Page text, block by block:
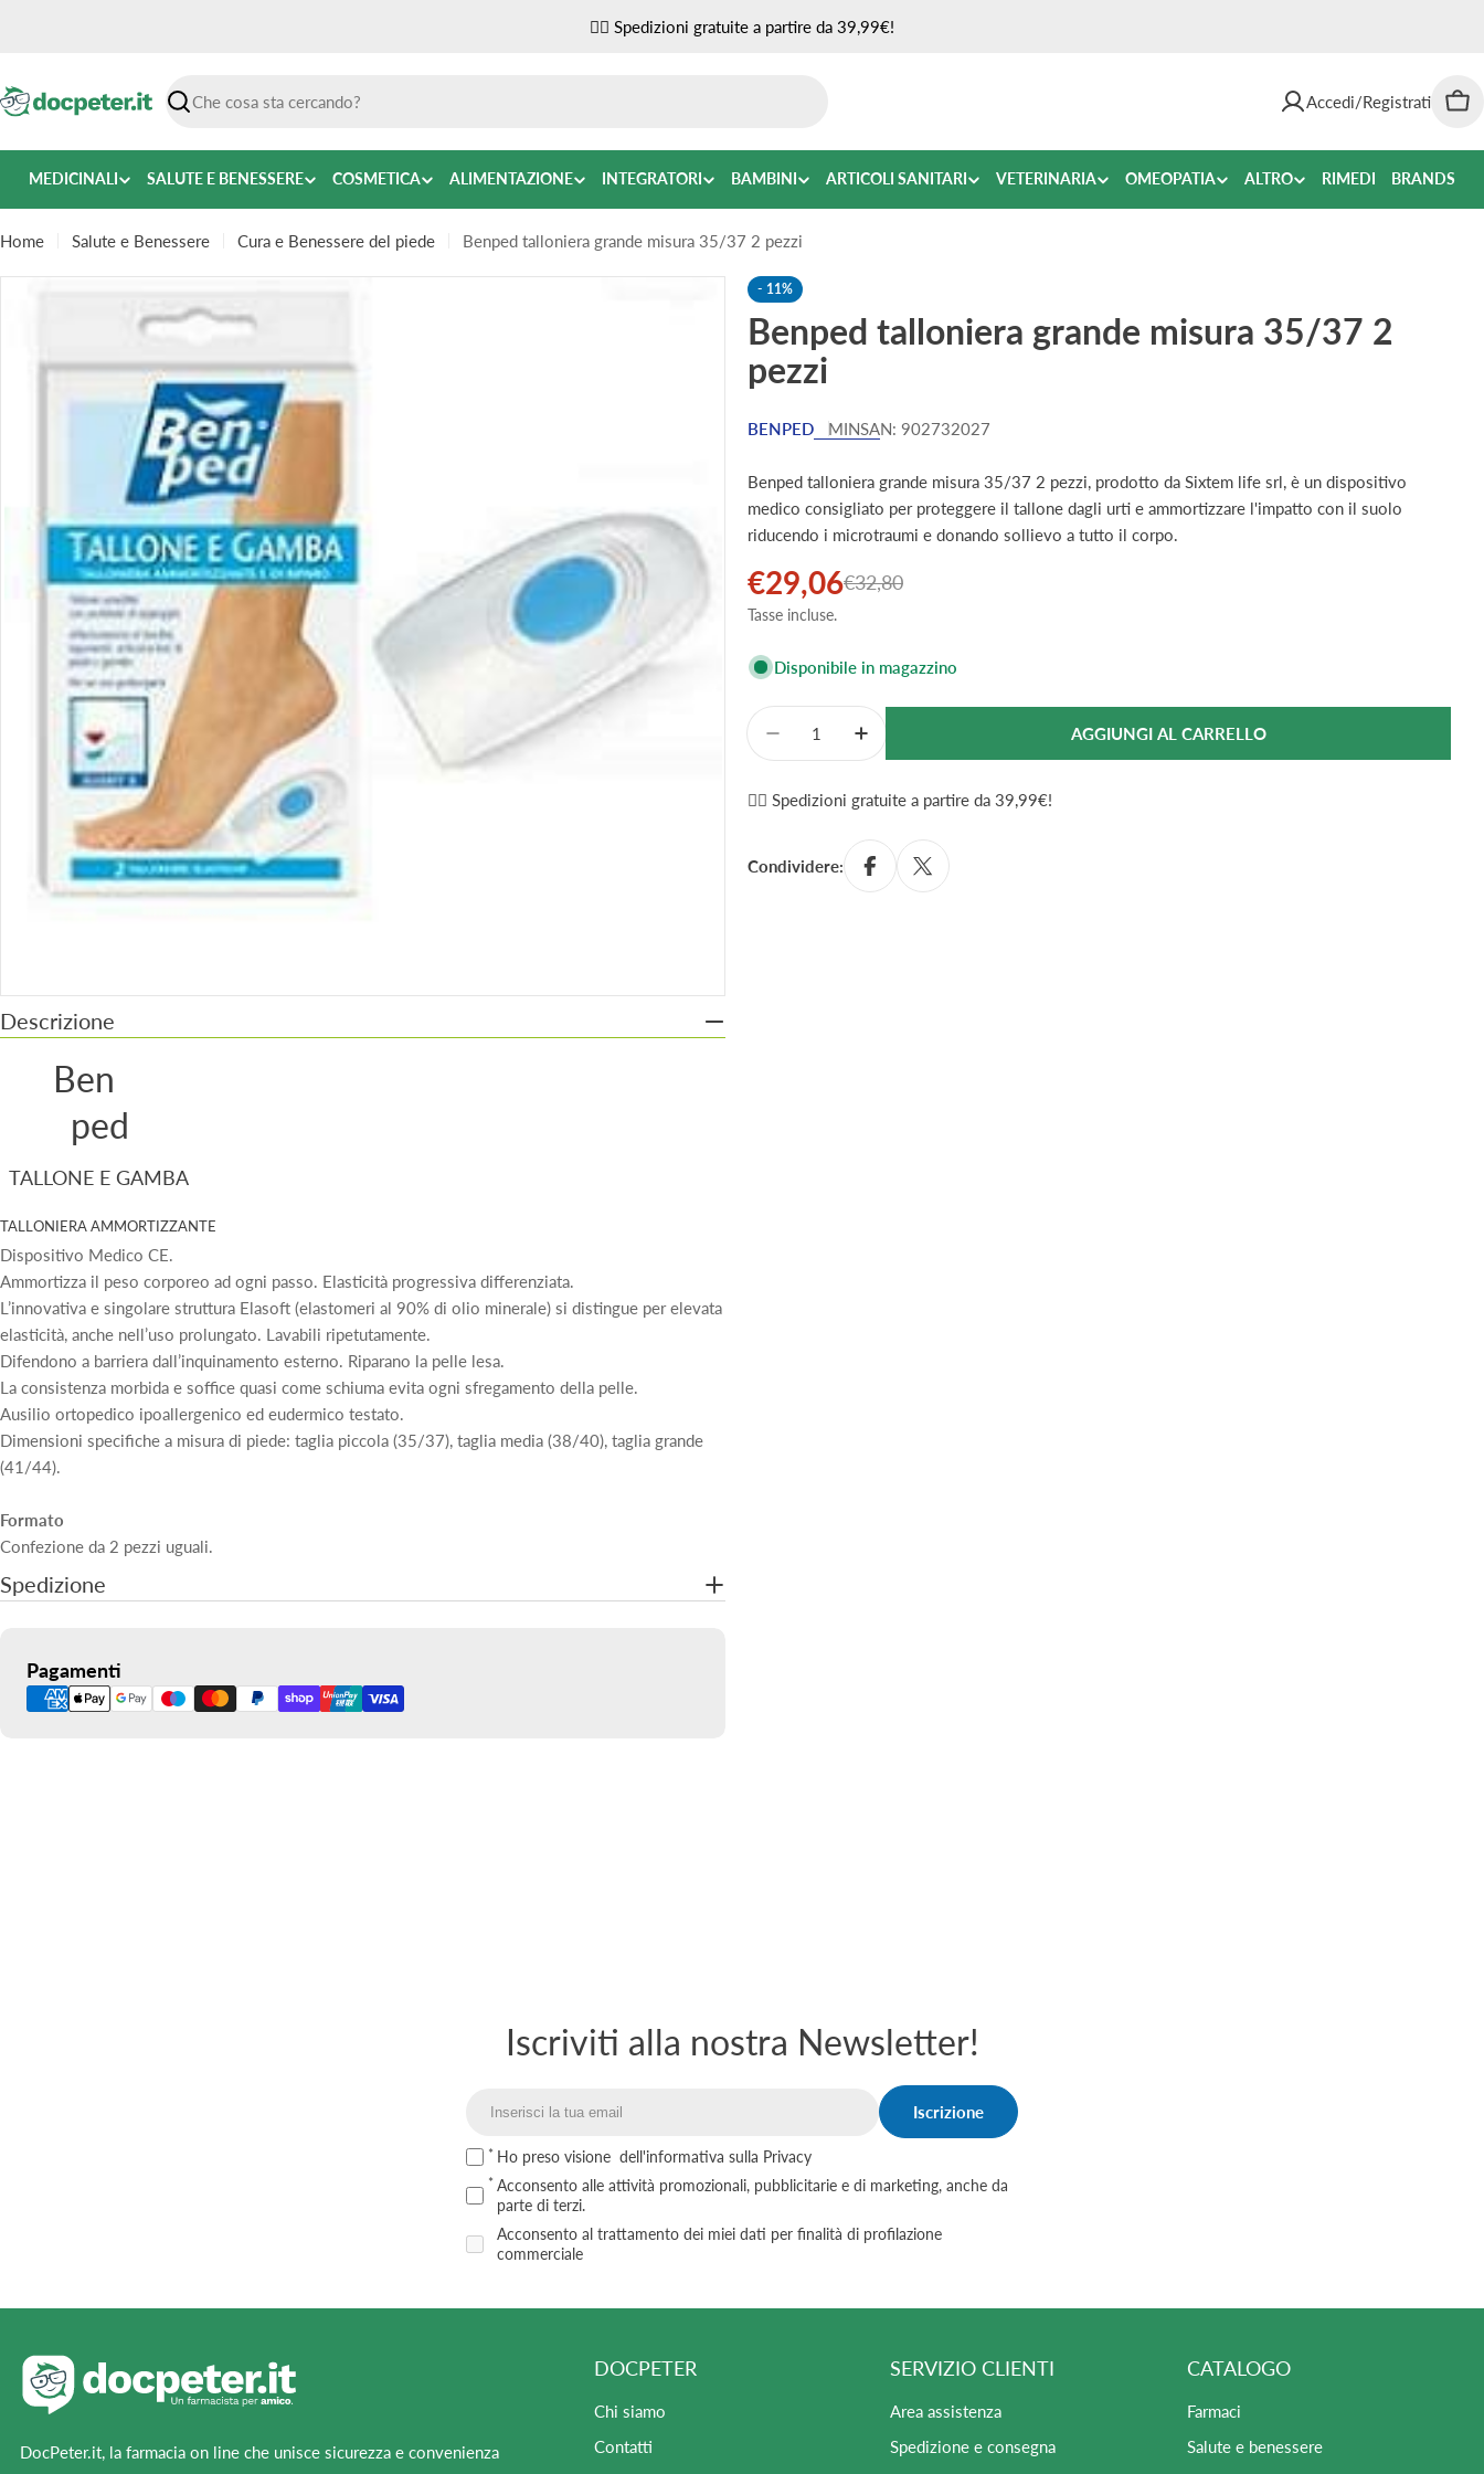
✌🏼 Spedizioni gratuite a partire da 39,99€!
Ricerca
Accedi/Registrati
MEDICINALI SALUTE E BENESSERE COSMETICA ALIMENTAZIONE INTEGRATORI BAMBINI ARTICOLI SANITARI VETERINARIA OMEOPATIA ALTRO RIMEDI BRANDS
Home Salute e Benessere Cura e Benessere del piede Benped talloniera grande misura 35/37 2 pezzi
Apri supporto 0 in modalità modale
Descrizione
Ben
ped
TALLONE E GAMBA
TALLONIERA AMMORTIZZANTE
Dispositivo Medico CE.
Ammortizza il peso corporeo ad ogni passo. Elasticità progressiva differenziata.
L’innovativa e singolare struttura Elasoft (elastomeri al 90% di olio minerale) si distingue per elevata
elasticità, anche nell’uso prolungato. Lavabili ripetutamente.
Difendono a barriera dall’inquinamento esterno. Riparano la pelle lesa.
La consistenza morbida e soffice quasi come schiuma evita ogni sfregamento della pelle.
Ausilio ortopedico ipoallergenico ed eudermico testato.
Dimensioni specifiche a misura di piede: taglia piccola (35/37), taglia media (38/40), taglia grande
(41/44).
Formato
Confezione da 2 pezzi uguali.
Spedizione
Pagamenti
Metodi
di
- 11%
Benped talloniera grande misura 35/37 2
pezzi
BENPED MINSAN: 902732027
Benped talloniera grande misura 35/37 2 pezzi, prodotto da Sixtem life srl, è un dispositivo
medico consigliato per proteggere il tallone dagli urti e ammortizzare l'impatto con il suolo
riducendo i microtraumi e donando sollievo a tutto il corpo.
Prezzo
di
vendita
€29,06
Prezzo
normale
€32,80
Tasse incluse.
Disponibile in magazzino
Quantità
Diminuisci La Quantità Per Benped Talloniera Grande Misura 35/37 2 Pezzi
Aumenta La Quantità Per Benped Talloniera Grande Misura 35/37 2
AGGIUNGI AL CARRELLO
✌🏼 Spedizioni gratuite a partire da 39,99€!
Condividere:
Iscriviti alla nostra Newsletter!
Iscrizione
Ho preso visione dell'informativa sulla Privacy
Acconsento alle attività promozionali, pubblicitarie e di marketing, anche da
parte di terzi.
Acconsento al trattamento dei miei dati per finalità di profilazione
commerciale
DocPeter.it, la farmacia on line che unisce sicurezza e convenienza
DOCPETER
Chi siamo
Contatti
SERVIZIO CLIENTI
Area assistenza
Spedizione e consegna
CATALOGO
Farmaci
Salute e benessere